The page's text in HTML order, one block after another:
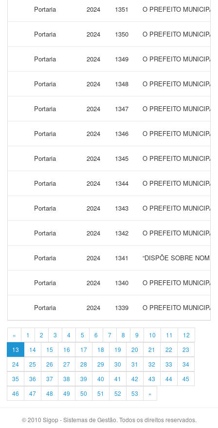
Portaria 2024 1351 O PREFEITO
Portaria 2024 1350 O PREFEITO
Portaria 2024 1349 O PREFEITO
Portaria 2024 1348 O PREFEITO
Portaria 2024 1347 O PREFEITO
Portaria 2024 1346 O PREFEITO
Portaria 2024 1345 O PREFEITO
Portaria 2024 1344 O PREFEITO
Portaria 2024 1343 O PREFEITO
Portaria 2024 1342 O PREFEITO
Portaria 2024 1341 “DISPÕE SOBRE
Portaria 2024 1340 O PREFEITO
Portaria 2024 1339 O PREFEITO
« 1 2 3 4 5 6 7 8 9 10 11
12
13
14 15 16 17 18 19 20 21 22
23
24
25 26 27 28 29 30 31 32 33
34
35
36 37 38 39 40 41 42 43 44
45
46
47 48 49 50 51 52 53 »
© 2010 Sigop - Sistemas de Gestão. Todos os direitos reservados.